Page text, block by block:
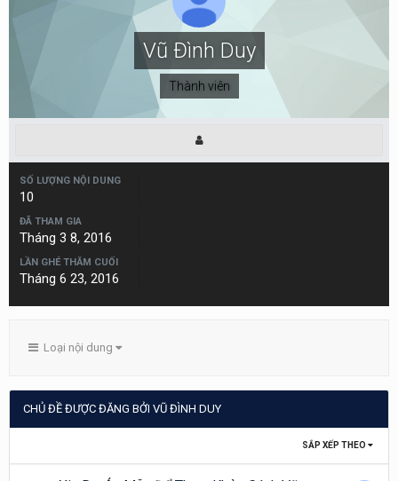
Vũ Đình Duy
Thành viên
SỐ LƯỢNG NỘI DUNG
10
ĐÃ THAM GIA
Tháng 3 8, 2016
LẦN GHÉ THĂM CUỐI
Tháng 6 23, 2016
Loại nội dung
CHỦ ĐỀ ĐƯỢC ĐĂNG BỞI VŨ ĐÌNH DUY
SẮP XẾP THEO